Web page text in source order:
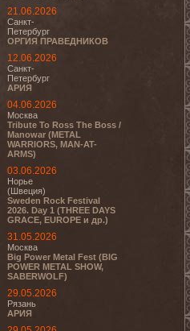
21.06.2026
Санкт-
Петербург
ОРГИЯ ПРАВЕДНИКОВ
12.06.2026
Санкт-
Петербург
АРИЯ
04.06.2026
Москва
Tribute To Ross The Boss /
Manowar (METAL
WARRIORS, MAN-AT-
ARMS)
03.06.2026
Норье
(Швеция)
Sweden Rock Festival
2026. Day 1 (THREE DAYS
GRACE, EUROPE и др.)
31.05.2026
Москва
Big Power Metal Fest (BIG
POWER METAL SHOW,
SABERWOLF)
29.05.2026
Рязань
АРИЯ